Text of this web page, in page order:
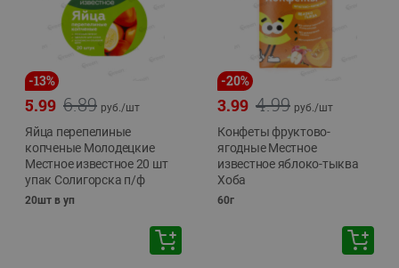
-13%
6.89
5.99 руб./шт
Яйца перепелиные
копченые Молодецкие
Местное известное 20 шт
упак Солигорска п/ф
20шт в уп
-20%
4.99
3.99 руб./шт
Конфеты фруктово-
ягодные Местное
известное яблоко-тыква
Хоба
60г